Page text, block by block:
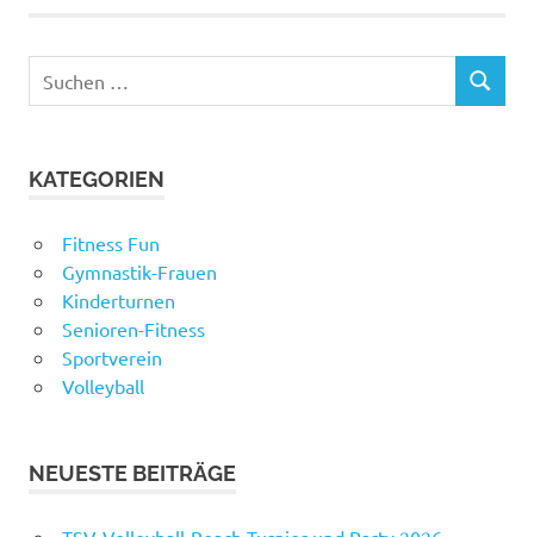
nach:
SUCHEN
KATEGORIEN
Fitness Fun
Gymnastik-Frauen
Kinderturnen
Senioren-Fitness
Sportverein
Volleyball
NEUESTE BEITRÄGE